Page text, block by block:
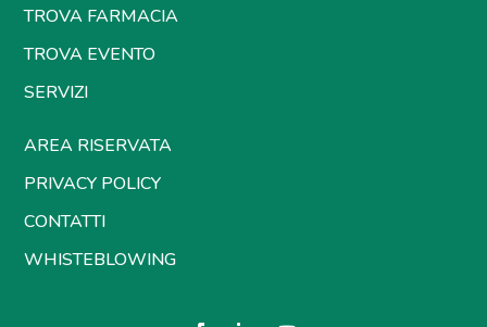
TROVA FARMACIA
TROVA EVENTO
SERVIZI
AREA RISERVATA
PRIVACY POLICY
CONTATTI
WHISTEBLOWING